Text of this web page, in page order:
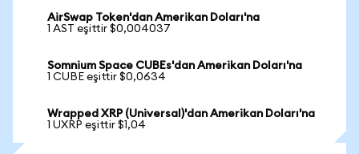
AirSwap Token'dan Amerikan Doları'na
1 AST eşittir $0,004037
Somnium Space CUBEs'dan Amerikan Doları'na
1 CUBE eşittir $0,0634
Wrapped XRP (Universal)'dan Amerikan Doları'na
1 UXRP eşittir $1,04